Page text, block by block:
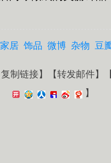
家居 饰品 微博 杂物 豆
复制链接】【转发邮件】
】